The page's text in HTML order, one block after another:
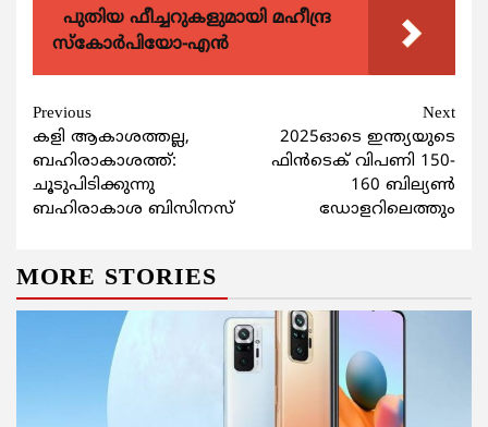
പുതിയ ഫീച്ചറുകളുമായി മഹീന്ദ്ര
സ്കോർപിയോ-എൻ
Continue
Reading
Previous
കളി ആകാശത്തല്ല,
ബഹിരാകാശത്ത്:
ചൂടുപിടിക്കുന്നു
ബഹിരാകാശ ബിസിനസ്
Next
2025ഓടെ ഇന്ത്യയുടെ
ഫിന്‍ടെക് വിപണി 150-
160 ബില്യണ്‍
ഡോളറിലെത്തും
MORE STORIES